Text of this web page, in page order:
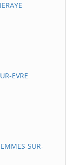
EVRE
SUR-